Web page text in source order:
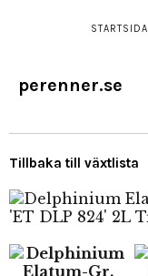
STARTSIDA
perenner.se
Tillbaka till växtlista